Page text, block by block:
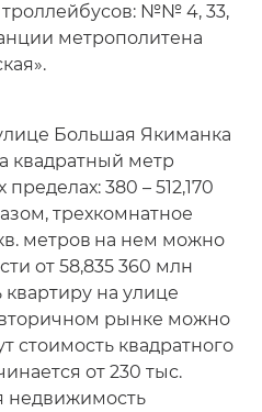
№№ 4, 33,
метрополитена
Большая Якиманка
квадратный метр
380 – 512,170
трехкомнатное
метров на нем можно
от 58,835 360 млн
на улице
рынке можно
стоимость квадратного
от 230 тыс.
недвижимость